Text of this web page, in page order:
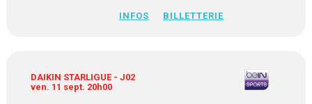
INFOS BILLETTERIE
DAIKIN STARLIGUE - J02
ven. 11 sept. 20h00